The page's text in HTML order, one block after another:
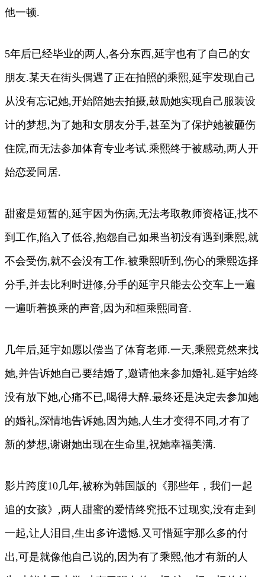
他一顿.
5年后已经毕业的两人,各分东西,延宇也有了自己的女
朋友.某天在街头偶遇了正在拍照的乘熙,延宇发现自己
从没有忘记她,开始陪她去拍摄,鼓励她实现自己服装设
计的梦想,为了她和女朋友分手,甚至为了保护她被砸伤
住院,而无法参加体育专业考试.乘熙终于被感动,两人开
始恋爱同居.
甜蜜是短暂的,延宇因为伤病,无法考取教师资格证,找不
到工作,陷入了低谷,抱怨自己如果当初没有遇到乘熙,就
不会受伤,就不会没有工作.被乘熙听到,伤心的乘熙选择
分手,并去比利时进修,分手的延宇只能去公交车上一遍
一遍听着换乘的声音,因为和桓乘熙同音.
几年后,延宇如愿以偿当了体育老师.一天,乘熙竟然来找
她,并告诉她自己要结婚了,邀请他来参加婚礼.延宇始终
没有放下她,心痛不已,喝得大醉.最终还是决定去参加她
的婚礼,深情地告诉她,因为她,人生才变得不同,才有了
新的梦想,谢谢她出现在生命里,祝她幸福美满.
影片跨度10几年,被称为韩国版的《那些年，我们一起
追的女孩》,两人甜蜜的爱情终究抵不过现实,没有走到
一起,让人泪目,生出多许遗憾.又可惜延宇那么多的付
出,可是就像他自己说的,因为有了乘熙,他才有新的人